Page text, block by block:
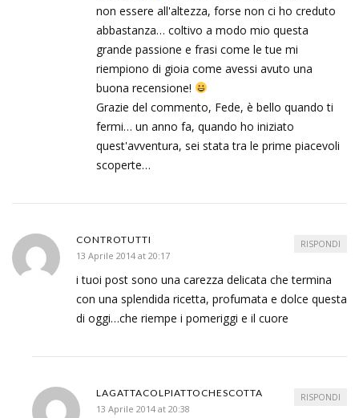
non essere all'altezza, forse non ci ho creduto
abbastanza… coltivo a modo mio questa
grande passione e frasi come le tue mi
riempiono di gioia come avessi avuto una
buona recensione!
Grazie del commento, Fede, è bello quando ti
fermi… un anno fa, quando ho iniziato
quest'avventura, sei stata tra le prime piacevoli
scoperte…
CONTROTUTTI
13 Aprile 2014 at 20:17
i tuoi post sono una carezza delicata che termina
con una splendida ricetta, profumata e dolce questa
di oggi…che riempe i pomeriggi e il cuore
RISPONDI
LAGATTACOLPIATTOCHESCOTTA
13 Aprile 2014 at 20:38
RISPONDI